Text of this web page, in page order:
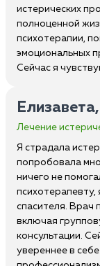
истерических
полноценной
психотерапии,
эмоциональных
Сейчас я
Лечение
Я страдала
попробовала
ничего не
психотерапевту,
спасителя. Врач
включая
консультации.
увереннее в